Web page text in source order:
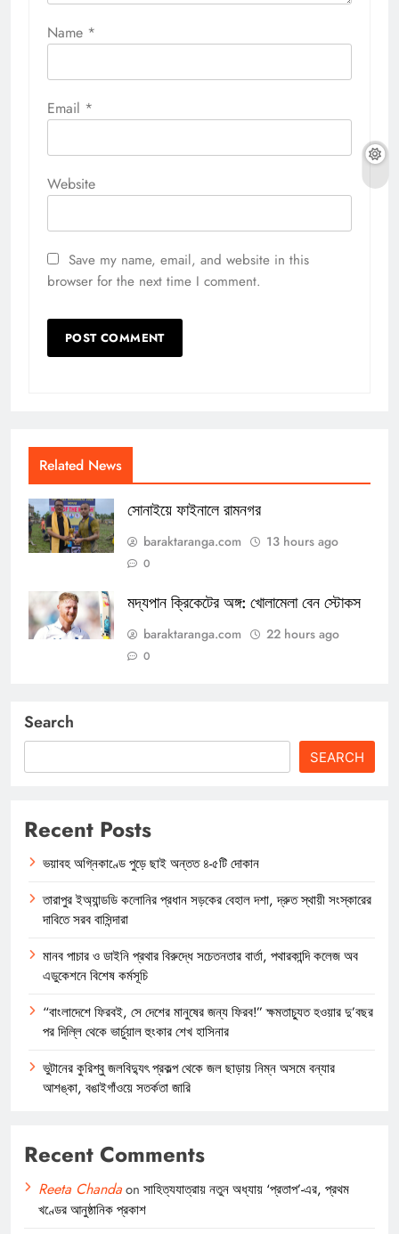
Name *
Email *
Website
Save my name, email, and website in this
browser for the next time I comment.
Related News
সোনাইয়ে ফাইনালে রামনগর
baraktaranga.com 13 hours ago
0
মদ্যপান ক্রিকেটের অঙ্গ: খোলামেলা বেন স্টোকস
baraktaranga.com 22 hours ago
0
Search
SEARCH
Recent Posts
ভয়াবহ অগ্নিকাণ্ডে পুড়ে ছাই অন্তত ৪-৫টি দোকান
তারাপুর ইঅ্যান্ডডি কলোনির প্রধান সড়কের বেহাল দশা, দ্রুত স্থায়ী সংস্কারের
দাবিতে সরব বাসিন্দারা
মানব পাচার ও ডাইনি প্রথার বিরুদ্ধে সচেতনতার বার্তা, পথারকান্দি কলেজ অব
এডুকেশনে বিশেষ কর্মসূচি
“বাংলাদেশে ফিরবই, সে দেশের মানুষের জন্য ফিরব!” ক্ষমতাচ্যুত হওয়ার দু’বছর
পর দিল্লি থেকে ভার্চুয়াল হুংকার শেখ হাসিনার
ভুটানের কুরিশ্বু জলবিদ্যুৎ প্রকল্প থেকে জল ছাড়ায় নিম্ন অসমে বন্যার
আশঙ্কা, বঙাইগাঁওয়ে সতর্কতা জারি
Recent Comments
Reeta Chandaon সাহিত্যযাত্রায় নতুন অধ্যায় ‘প্রতাপ’-এর, প্রথম
খণ্ডের আনুষ্ঠানিক প্রকাশ